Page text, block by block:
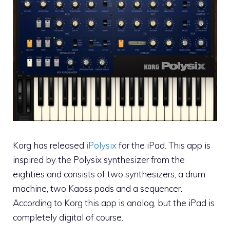
Korg has released iPolysixfor the iPad. This app is
inspired by the Polysix synthesizer from the
eighties and consists of two synthesizers, a drum
machine, two Kaoss pads and a sequencer.
According to Korg this app is analog, but the iPad is
completely digital of course.